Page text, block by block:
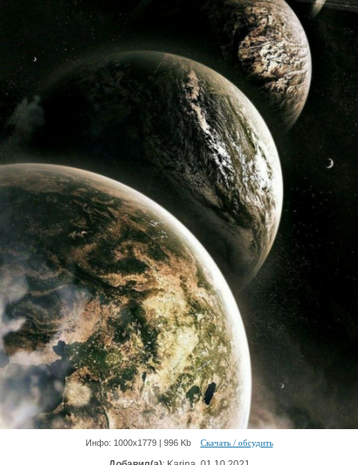
Инфо: 1000х1779 | 996 Kb Скачать / обсудить